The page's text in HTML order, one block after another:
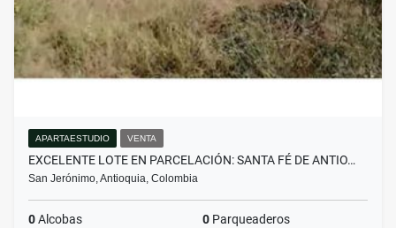
APARTAESTUDIO VENTA
EXCELENTE LOTE EN PARCELACIÓN: SANTA FÉ DE ANTIO…
San Jerónimo, Antioquia, Colombia
0Alcobas 0 Parqueaderos